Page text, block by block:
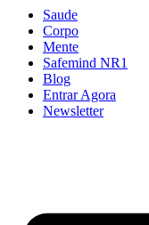
Saude
Corpo
Mente
Safemind NR1
Blog
Entrar Agora
Newsletter